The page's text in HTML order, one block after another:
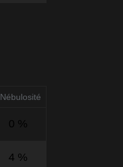
Nébulosité
0 %
4 %